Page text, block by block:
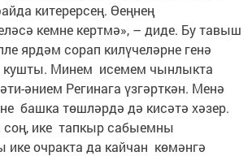
китерерсең. Өеңнең
кемне кертмә», – диде. Бу тавыш
ярдәм сорап килүчеләрне генә
кушты. Минем исемем чынлыкта
әнием Регинага үзгәрткән. Менә
башка төшләрдә дә кисәтә хәзер.
соң, ике тапкыр сабыемны
очракта да кайчан көмәнгә